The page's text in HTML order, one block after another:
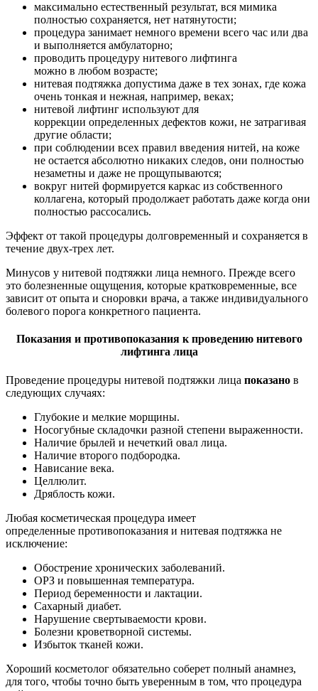
максимально естественный результат, вся мимика
полностью сохраняется, нет натянутости;
процедура занимает немного времени всего час или два
и выполняется амбулаторно;
проводить процедуру нитевого лифтинга
можно в любом возрасте;
нитевая подтяжка допустима даже в тех зонах, где кожа
очень тонкая и нежная, например, веках;
нитевой лифтинг используют для
коррекции определенных дефектов кожи, не затрагивая
другие области;
при соблюдении всех правил введения нитей, на коже
не остается абсолютно никаких следов, они полностью
незаметны и даже не прощупываются;
вокруг нитей формируется каркас из собственного
коллагена, который продолжает работать даже когда они
полностью рассосались.
Эффект от такой процедуры долговременный и сохраняется в
течение двух-трех лет.
Минусов у нитевой подтяжки лица немного. Прежде всего
это болезненные ощущения, которые кратковременные, все
зависит от опыта и сноровки врача, а также индивидуального
болевого порога конкретного пациента.
Показания и противопоказания к проведению нитевого
лифтинга лица
Проведение процедуры нитевой подтяжки лица показано в
следующих случаях:
Глубокие и мелкие морщины.
Носогубные складочки разной степени выраженности.
Наличие брылей и нечеткий овал лица.
Наличие второго подбородка.
Нависание века.
Целлюлит.
Дряблость кожи.
Любая косметическая процедура имеет
определенные противопоказания и нитевая подтяжка не
исключение:
Обострение хронических заболеваний.
ОРЗ и повышенная температура.
Период беременности и лактации.
Сахарный диабет.
Нарушение свертываемости крови.
Болезни кроветворной системы.
Избыток тканей кожи.
Хороший косметолог обязательно соберет полный анамнез,
для того, чтобы точно быть уверенным в том, что процедура